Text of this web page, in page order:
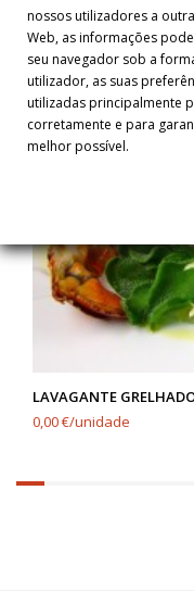
LAVAGANTE
0,00 €/unidade
6.25%
nossos utilizadores a
Web, as informações
seu navegador sob a
utilizador, as suas
utilizadas principalmente
corretamente e para
melhor possível.